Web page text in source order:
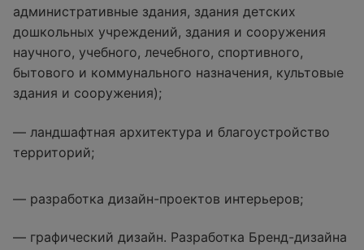
административные здания, здания детских
дошкольных учреждений, здания и сооружения
научного, учебного, лечебного, спортивного,
бытового и коммунального назначения, культовые
здания и сооружения);
— ландшафтная архитектура и благоустройство
территорий;
— разработка дизайн-проектов интерьеров;
— графический дизайн. Разработка Бренд-дизайна